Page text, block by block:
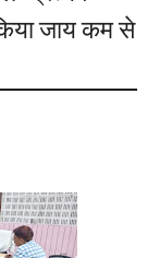
जाय कम से